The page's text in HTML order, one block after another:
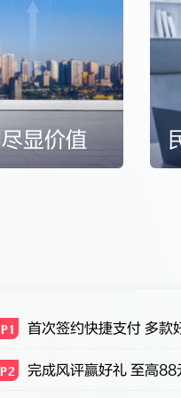
先锋
典范
显价值
首次签约快捷支付 多款
完成风评赢好礼 至高